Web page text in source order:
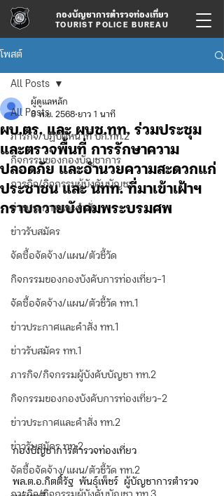
กองบัญชาการตำรวจท่องเที่ยว
TOURIST POLICE BUREAU
โพสต์
All Posts
ภารกิจ/ปฏิบัติหน้าที่ บก.ทท.2
กิจกรรมของกองบัญชาการ
ภารกิจ/กิจกรรมผู้บังคับบัญชา
ข่าวประกาศและคำสั่ง
ข่าวรับสมัคร
จัดซื้อจัดจ้าง/แผน/ตัวชี้วัด
กิจกรรมของกองบังคับการท่องเที่ยว-1
จัดซื้อจัดจ้าง/แผน/ตัวชี้วัด ทท.1
ข่าวประกาศและคำสั่ง ทท.1
ข่าวรับสมัคร ทท.1
ภารกิจ/กิจกรรมผู้บังคับบัญชา ทท.2
กิจกรรมของกองบังคับการท่องเที่ยว-2
ข่าวประกาศและคำสั่ง ทท.2
ข่าวรับสมัคร ทท.2
จัดซื้อจัดจ้าง/แผน/ตัวชี้วัด ทท.2
All Posts
ผบ.ตร. และ ผบช.ทท. ร่วมประชุม
และตรวจพื้นที่ การรักษาความ
ปลอดภัย และอำนวยความสะดวกแก่
ประชาชน และ นทท. ที่มาเข้าเฝ้าฯ
กราบถวายบังคมพระบรมศพ
ผู้ดูแลหลัก
8 พ.ย. 2568 ยาว 1 นาที
กองบัญชาการตำรวจท่องเที่ยว
พล.ต.อ.กิตติ์รัฐ  พันธ์ุเพ็ชร์  ผู้บัญชาการตำรวจ